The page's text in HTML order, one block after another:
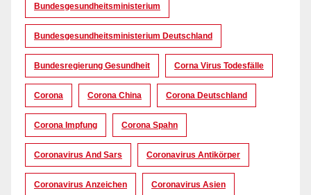
Bundesgesundheitsministerium
Bundesgesundheitsministerium Deutschland
Bundesregierung Gesundheit Corna Virus Todesfälle
Corona Corona China Corona Deutschland
Corona Impfung Corona Spahn
Coronavirus And Sars Coronavirus Antikörper
Coronavirus Anzeichen Coronavirus Asien